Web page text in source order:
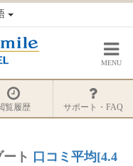
MENU
覧履歴 サポート・FAQ
ト 口コミ平均[4.4